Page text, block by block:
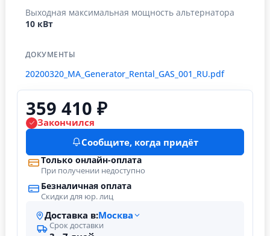
Выходная максимальная мощность альтернатора
10 кВт
ДОКУМЕНТЫ
20200320_MA_Generator_Rental_GAS_001_RU.pdf
359 410 ₽
Закончился
Сообщите, когда придёт
Только онлайн-оплата
При получении недоступно
Безналичная оплата
Скидки для юр. лиц
Доставка в:Москва
Срок доставки